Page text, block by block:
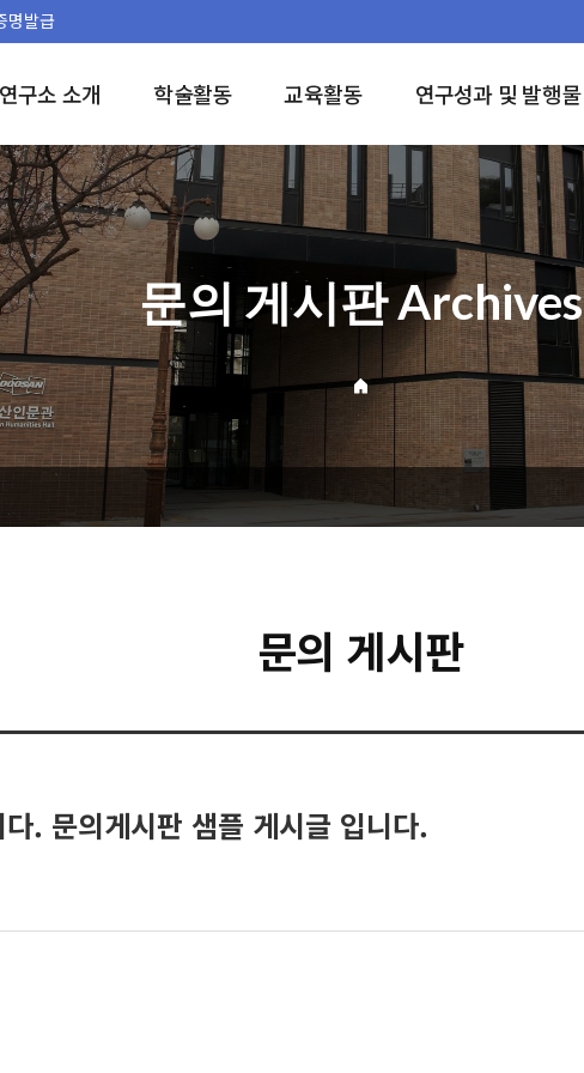
명발급
연구소 소개 학술활동 교육활동 연구성과 및 발행물
문의 게시판 Archives
문의 게시판
. 문의게시판 샘플 게시글 입니다.